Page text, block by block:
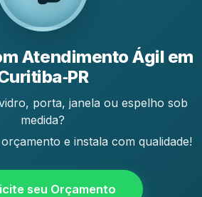
Atendimento Ágil em
porta, janela ou espelho sob
medida?
e instala com qualidade!
seu Orçamento